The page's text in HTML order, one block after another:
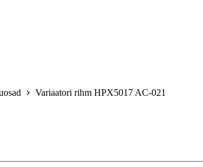
Variaatori rihm HPX5017 AC-021